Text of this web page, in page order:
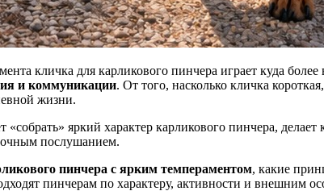
кличка для карликового пинчера играет куда
и коммуникации. От того, насколько кличка
жизни.
яркий характер карликового пинчера,
послушанием.
пинчера с ярким темпераментом, какие
пинчерам по характеру, активности и внешним